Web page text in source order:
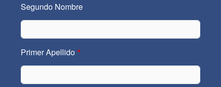
Segundo Nombre
Primer Apellido